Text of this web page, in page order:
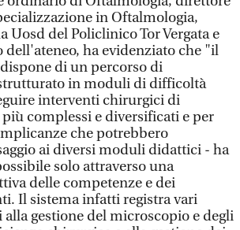
in Oftalmologia,
Uosd del Policlinico Tor Vergata e
ha evidenziato che "il
di un percorso di
in moduli di difficoltà
interventi chirurgici di
complessi e diversificati e per
che potrebbero
ai diversi moduli didattici - ha
solo attraverso una
delle competenze e dei
Il sistema infatti registra vari
gestione del microscopio e degli